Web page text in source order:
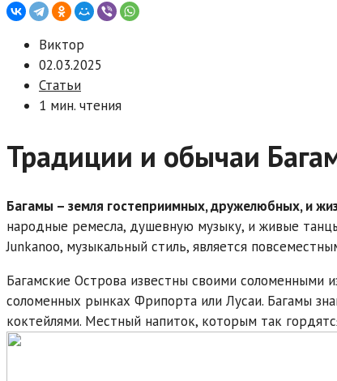
Виктор
02.03.2025
Статьи
1 мин. чтения
Традиции и обычаи
Багамы – земля гостеприимных, дружелюбных, и
народные ремесла, душевную музыку, и живые
Junkanoo, музыкальный стиль, является
Багамские Острова известны своими
соломенных рынках Фрипорта или Лусаи. Багамы
коктейлями. Местный напиток, которым так